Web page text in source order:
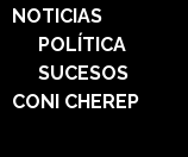
NOTICIAS
POLÍTICA
SUCESOS
CONI CHEREP